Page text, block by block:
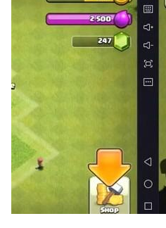
캣점프 는 지속적으로 업데이트
가 풍성해집니다. 새로운 레벨,
추가되어 플레이어들에게 새
업데이트에서 추가된 기능과
다.
새로운 레벨 추가
: 새로운
추가되어 더욱 다양한 도전
고양이 캐릭터 업그레이드:
그레이드 시스템이 추가되어
릭터를 커스터마이징할 수